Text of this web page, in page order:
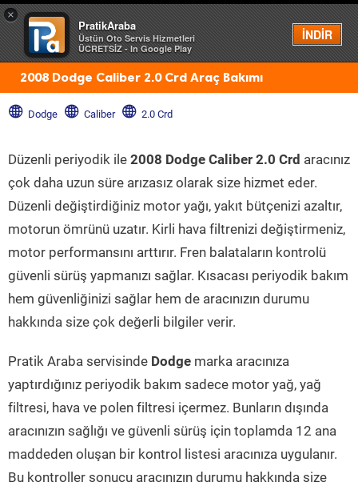
×
PratikAraba
Üstün Oto Servis Hizmetleri
ÜCRETSİZ - In Google Play
İNDİR
Menü
2008 Dodge Caliber 2.0 Crd Araç Bakımı
Dodge Caliber 2.0 Crd
Düzenli periyodik ile 2008 Dodge Caliber 2.0 Crd aracınız
çok daha uzun süre arızasız olarak size hizmet eder.
Düzenli değiştirdiğiniz motor yağı, yakıt bütçenizi azaltır,
motorun ömrünü uzatır. Kirli hava filtrenizi değiştirmeniz,
motor performansını arttırır. Fren balataların kontrolü
güvenli sürüş yapmanızı sağlar. Kısacası periyodik bakım
hem güvenliğinizi sağlar hem de aracınızın durumu
hakkında size çok değerli bilgiler verir.
Pratik Araba servisinde Dodge marka aracınıza
yaptırdığınız periyodik bakım sadece motor yağ, yağ
filtresi, hava ve polen filtresi içermez. Bunların dışında
aracınızın sağlığı ve güvenli sürüş için toplamda 12 ana
maddeden oluşan bir kontrol listesi aracınıza uygulanır.
Bu kontroller sonucu aracınızın durumu hakkında size